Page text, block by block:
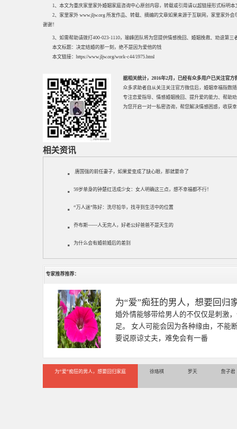
1、本文为重庆家里家外婚姻家庭咨询中心原创内容，转载或引用请以超链接形式标明本
2、家里家外 www.jljw.org 所发作品、转载、摘编的文章如果来源于互联网，家里家外
谢谢！
3、如需帮助请拨打400-023-1110，瑜峰团队将为您提供情感挽回、婚姻挽救、劝退第
本文标题： 决定结婚的那一刻，绝不是因为爱他的钱
本文链接： https://www.jljw.org/work-c44/1975.html
据相关统计，2016年2月，已经有众多用户已关注官方
众多求助者自从关注关注官方微信后，婚姻幸福指数随
专注恋爱指导、 情感婚姻挽回 、提升爱的能力、帮助
为您开启一对一私密咨询，帮您解决情感困惑，收获幸
相关资讯
唐国强的前任妻子，如果爱变成了缺心眼，那就要命了
59岁单身的钟楚红活成少女：女人明确这三点，想不幸福都不行！
“万人迷”陈好：洗尽铅华，找寻到生活中的位置
乔布斯——人无完人，好老公好爸爸不是天生的
为什么会有婚前婚后的差别
专家推荐推荐：
徐珞棋
徐珞棋，婚姻家庭咨询师，毕业于重
多年，对婚姻情感分析、恋爱择偶、
千小时，积累了丰富的咨
为“爱”痴狂的男人，想要回归家庭 徐珞棋 罗天 詹子君